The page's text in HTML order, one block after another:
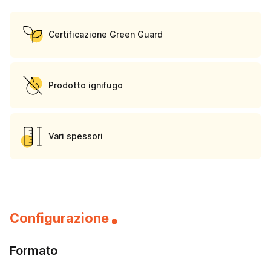
Certificazione Green Guard
Prodotto ignifugo
Vari spessori
Configurazione
Formato